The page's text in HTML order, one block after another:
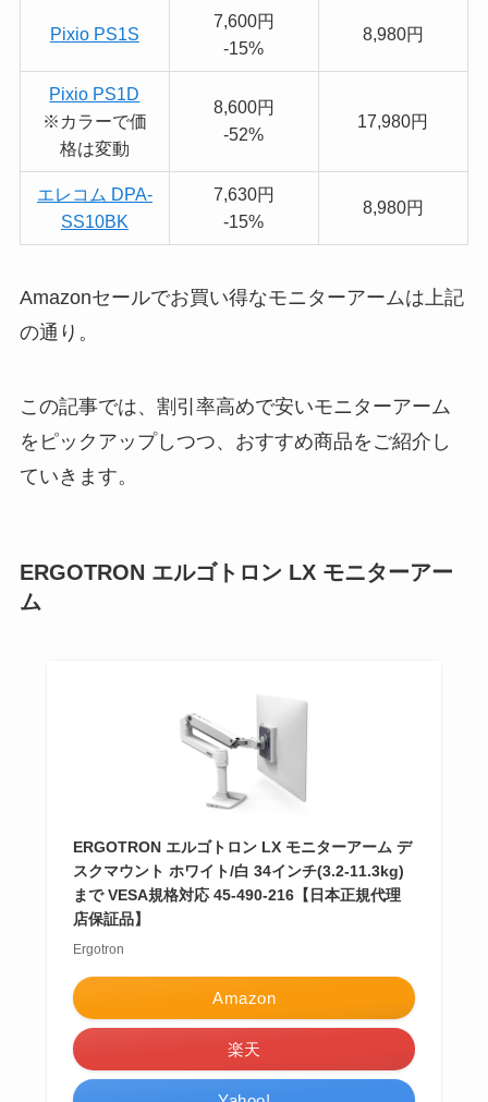
Pixio PS1S
7,600円
-15%
8,980円
Pixio PS1D
※カラーで価
格は変動
8,600円
-52%
17,980円
エレコム DPA-
SS10BK
7,630円
-15%
8,980円
Amazonセールでお買い得なモニターアームは上記
の通り。
この記事では、割引率高めで安いモニターアーム
をピックアップしつつ、おすすめ商品をご紹介し
ていきます。
ERGOTRON エルゴトロン LX モニターアー
ム
ERGOTRON エルゴトロン LX モニターアーム デ
スクマウント ホワイト/白 34インチ(3.2-11.3kg)
まで VESA規格対応 45-490-216【日本正規代理
店保証品】
Ergotron
Amazon
楽天